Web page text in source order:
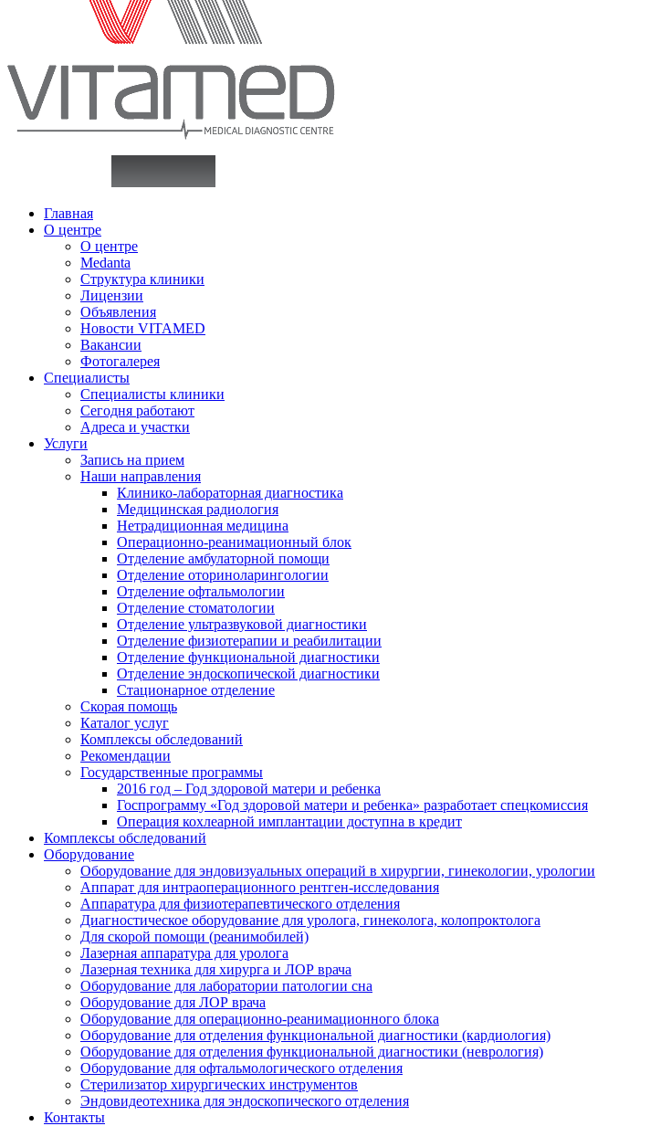
Главная
О центре
О центре
Medanta
Структура клиники
Лицензии
Объявления
Новости VITAMED
Вакансии
Фотогалерея
Специалисты
Специалисты клиники
Сегодня работают
Адреса и участки
Услуги
Запись на прием
Наши направления
Клинико-лабораторная диагностика
Медицинская радиология
Нетрадиционная медицина
Операционно-реанимационный блок
Отделение амбулаторной помощи
Отделение оториноларингологии
Отделение офтальмологии
Отделение стоматологии
Отделение ультразвуковой диагностики
Отделение физиотерапии и реабилитации
Отделение функциональной диагностики
Отделение эндоскопической диагностики
Стационарное отделение
Скорая помощь
Каталог услуг
Комплексы обследований
Рекомендации
Государственные программы
2016 год – Год здоровой матери и ребенка
Госпрограмму «Год здоровой матери и ребенка» разработает спецкомиссия
Операция кохлеарной имплантации доступна в кредит
Комплексы обследований
Оборудование
Оборудование для эндовизуальных операций в хирургии, гинекологии, урологии
Аппарат для интраоперационного рентген-исследования
Аппаратура для физиотерапевтического отделения
Диагностическое оборудование для уролога, гинеколога, колопроктолога
Для скорой помощи (реанимобилей)
Лазерная аппаратура для уролога
Лазерная техника для хирурга и ЛОР врача
Оборудование для лаборатории патологии сна
Оборудование для ЛОР врача
Оборудование для операционно-реанимационного блока
Оборудование для отделения функциональной диагностики (кардиология)
Оборудование для отделения функциональной диагностики (неврология)
Оборудование для офтальмологического отделения
Стерилизатор хирургических инструментов
Эндовидеотехника для эндоскопического отделения
Контакты